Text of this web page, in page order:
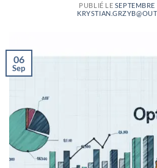
PUBLIÉ LE
06
Sep